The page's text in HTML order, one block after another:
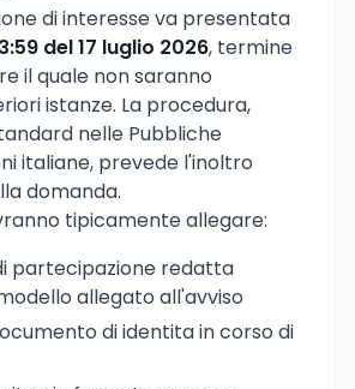
di interesse va presentata
del 17 luglio 2026, termine
il quale non saranno
istanze. La procedura,
nelle Pubbliche
italiane, prevede l'inoltro
domanda.
tipicamente allegare:
partecipazione redatta
allegato all'avviso
di identita in corso di